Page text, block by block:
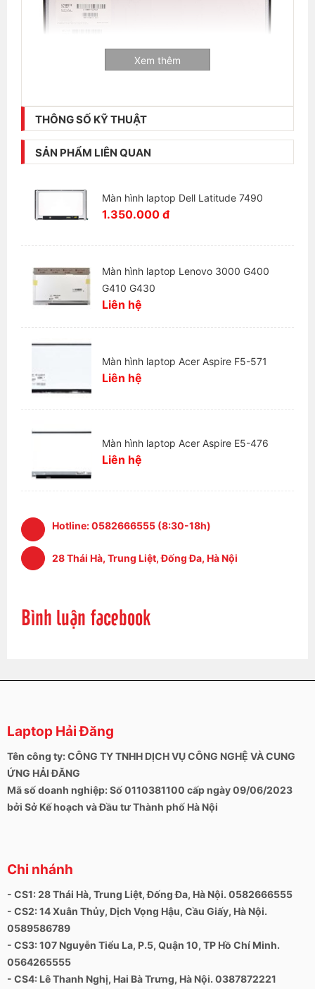
Laptop Hải Đăng - Chuyên mua bán và sửa chữa
laptop
+ Số hotline:0972346663 - 0989310068
https://laptophaidang.com
Xem thêm
THÔNG SỐ KỸ THUẬT
SẢN PHẨM LIÊN QUAN
Màn hình laptop Dell Latitude 7490
1.350.000 đ
Màn hình laptop Lenovo 3000 G400
G410 G430
Liên hệ
Màn hình laptop Acer Aspire F5-571
Liên hệ
Màn hình laptop Acer Aspire E5-476
Liên hệ
Hotline:0582666555 (8:30-18h)
28 Thái Hà, Trung Liệt, Đống Đa, Hà Nội
Bình luận facebook
Laptop Hải Đăng
Tên công ty: CÔNG TY TNHH DỊCH VỤ CÔNG NGHỆ VÀ CUNG
ỨNG HẢI ĐĂNG
Mã số doanh nghiệp: Số 0110381100 cấp ngày 09/06/2023
bởi Sở Kế hoạch và Đầu tư Thành phố Hà Nội
Chi nhánh
- CS1: 28 Thái Hà, Trung Liệt, Đống Đa, Hà Nội. 0582666555
- CS2: 14 Xuân Thủy, Dịch Vọng Hậu, Cầu Giấy, Hà Nội.
0589586789
- CS3: 107 Nguyễn Tiểu La, P.5, Quận 10, TP Hồ Chí Minh.
0564265555
- CS4: Lê Thanh Nghị, Hai Bà Trưng, Hà Nội. 0387872221